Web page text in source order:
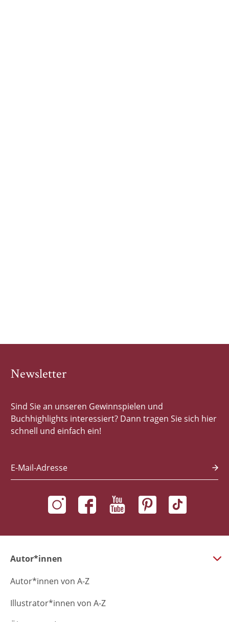
Newsletter
Sind Sie an unseren Gewinnspielen und
Buchhighlights interessiert? Dann tragen Sie sich hier
schnell und einfach ein!
E-Mail-Adresse
Autor*innen
Autor*innen von A-Z
Illustrator*innen von A-Z